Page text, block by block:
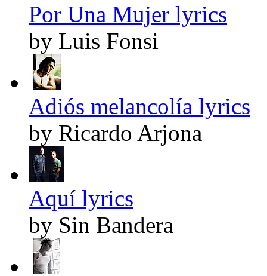
Por Una Mujer lyrics
by Luis Fonsi
Adiós melancolía lyrics
by Ricardo Arjona
Aquí lyrics
by Sin Bandera